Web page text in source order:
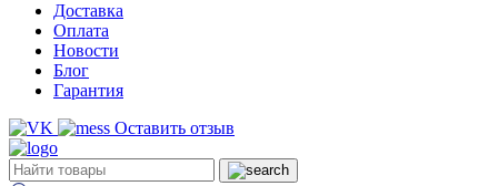
Доставка
Оплата
Новости
Блог
Гарантия
Оставить отзыв